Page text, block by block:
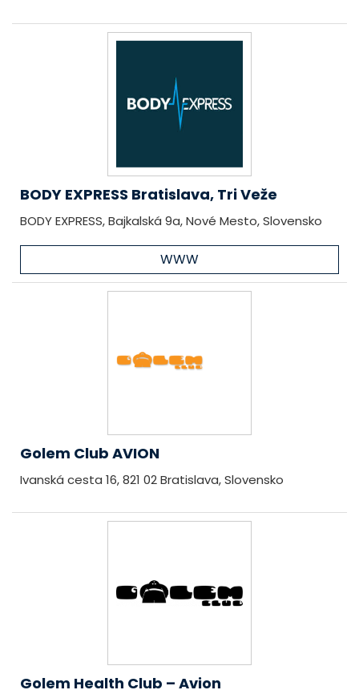
BODY EXPRESS Bratislava, Tri Veže
BODY EXPRESS, Bajkalská 9a, Nové Mesto, Slovensko
WWW
Golem Club AVION
Ivanská cesta 16, 821 02 Bratislava, Slovensko
Golem Health Club – Avion